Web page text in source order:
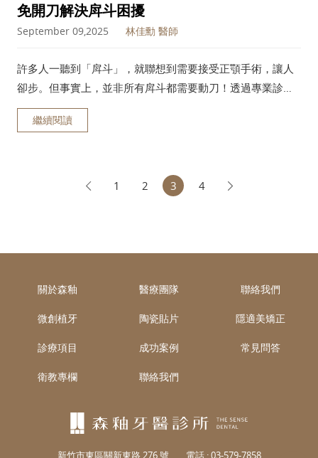
免開刀解決戽斗困擾
September 09,2025 林佳勳 醫師
許多人一聽到「戽斗」，就聯想到需要接受正顎手術，讓人
卻步。但事實上，並非所有戽斗都需要動刀！透過專業診斷
與評估，有些戽斗類型是可以透過矯正治療有效改善的。本
文將帶你深入了解戽斗的成因與類型，並介紹齒性戽斗的矯
繼續閱讀
1 2 3 4
關於森釉 醫療團隊 聯絡我們
微創植牙 陶瓷貼片 隱適美矯正
診療項目 成功案例 常見問答
衛教專欄 聯絡我們
新竹市東區關新東路 276 號 電話 :03-579-7858